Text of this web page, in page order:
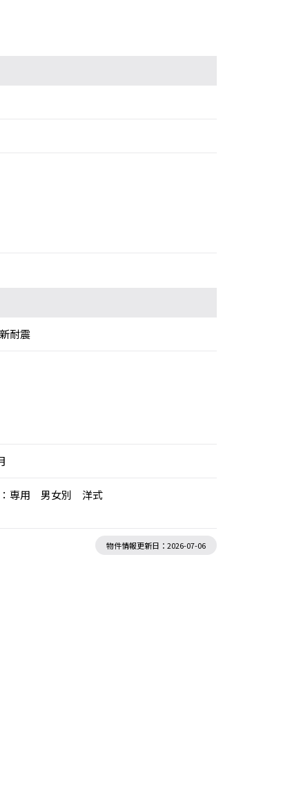
耐震
：専用 男女別 洋式
物件情報更新日：2026-07-06